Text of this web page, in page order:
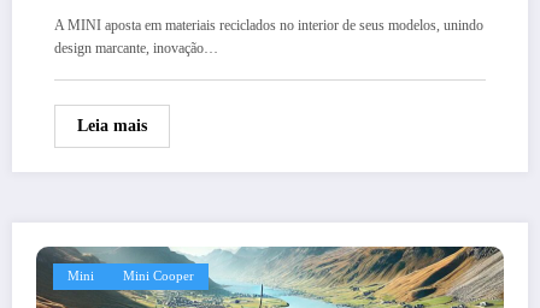
A MINI aposta em materiais reciclados no interior de seus modelos, unindo
design marcante, inovação…
Leia mais
Mini Mini Cooper